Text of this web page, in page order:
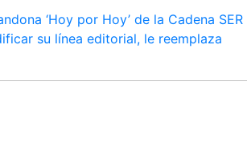
‘Hoy por Hoy’ de la Cadena SER
su línea editorial, le reemplaza